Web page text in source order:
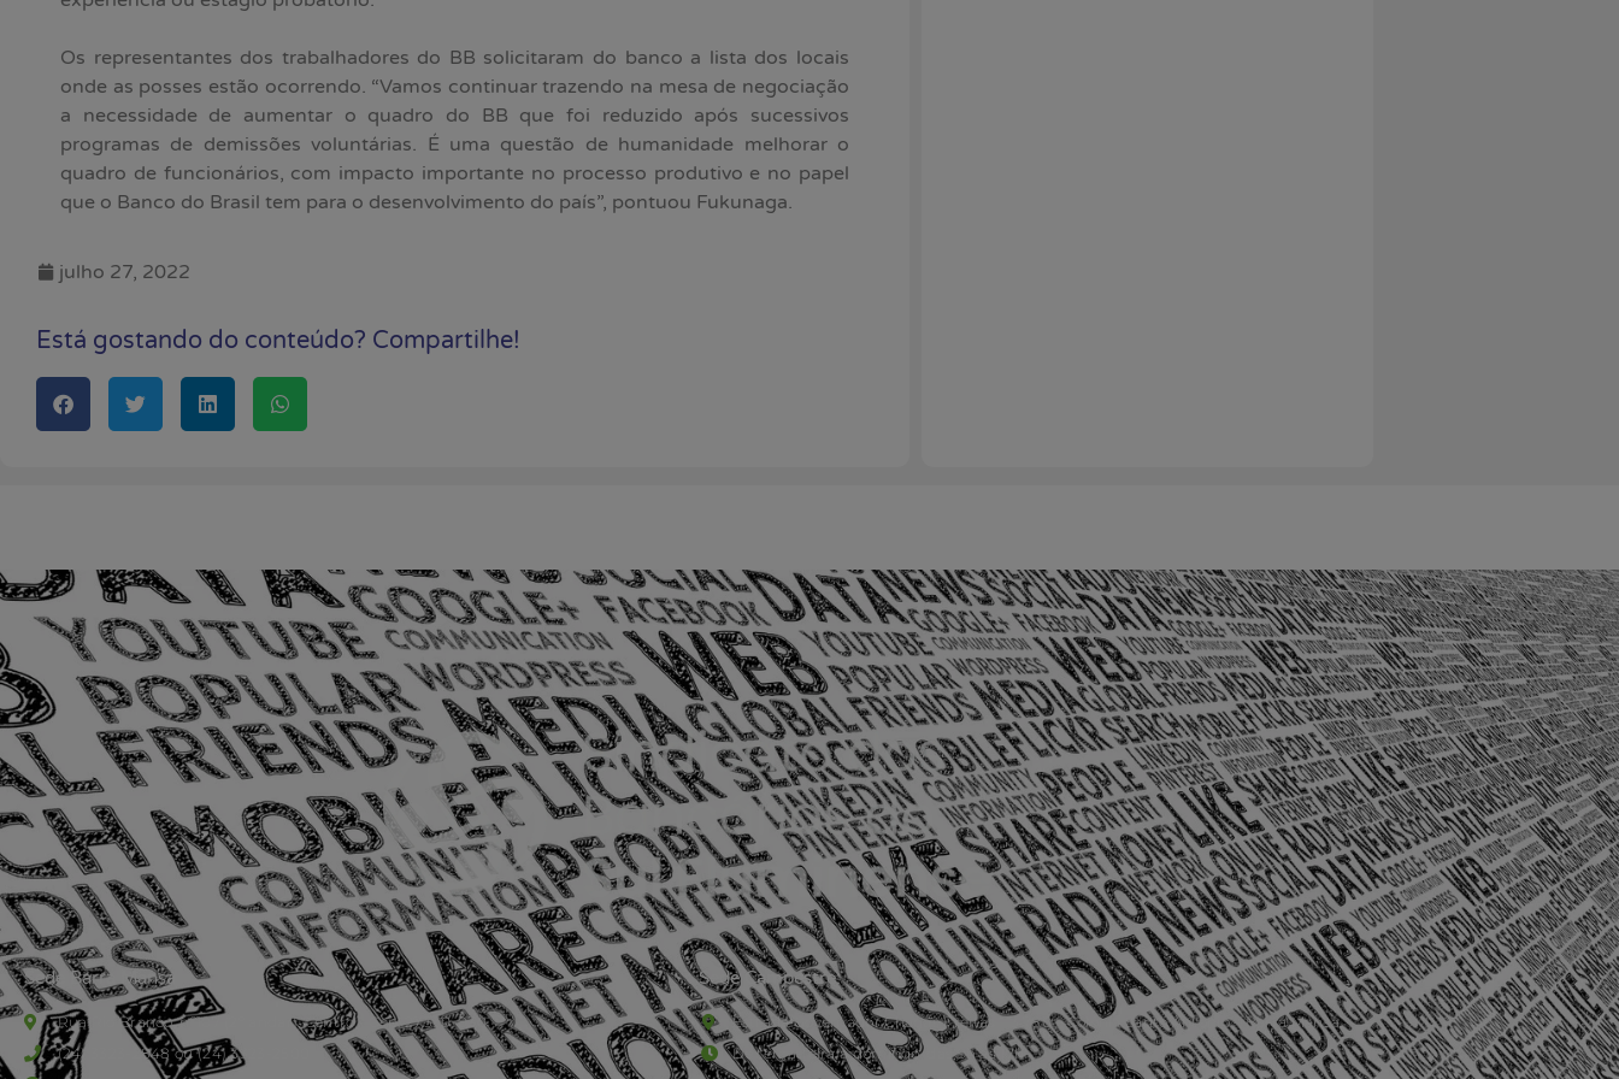
Os representantes dos trabalhadores do BB solicitaram do banco a lista dos locais
onde as posses estão ocorrendo. “Vamos continuar trazendo na mesa de negociação
a necessidade de aumentar o quadro do BB que foi reduzido após sucessivos
programas de demissões voluntárias. É uma questão de humanidade melhorar o
quadro de funcionários, com impacto importante no processo produtivo e no papel
que o Banco do Brasil tem para o desenvolvimento do país”, pontuou Fukunaga.
julho 27, 2022
Está gostando do conteúdo? Compartilhe!
Sede Barra Mansa
Rua Rio Branco, nº107 (2º andar), Centro - Cep: 27.330-030
(24) 3323-2848 ou (24) 3323-2500
Sede Campestre:
Estrada Governador Chagas Freitas – 3.780 – Colônia Santo Antônio – Barra Mansa
De terça-feira a domingo, das 9h às 17h